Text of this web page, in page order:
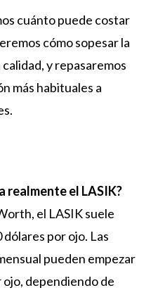
cuánto puede costar
cómo sopesar la
y repasaremos
más habituales a
realmente el LASIK?
el LASIK suele
por ojo. Las
pueden empezar
dependiendo de